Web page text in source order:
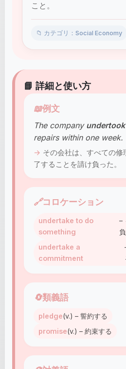
こと。
📁 カテゴリ：Social Economy
📘 詳細と使い方
📖例文
The company undertook
repairs within one week.
その会社は、すべての修
了することを請け負った。
🔗コロケーション
undertake to do
something
–
undertake a
commitment
🔄類義語
pledge(v.) – 誓約する
promise(v.) – 約束する